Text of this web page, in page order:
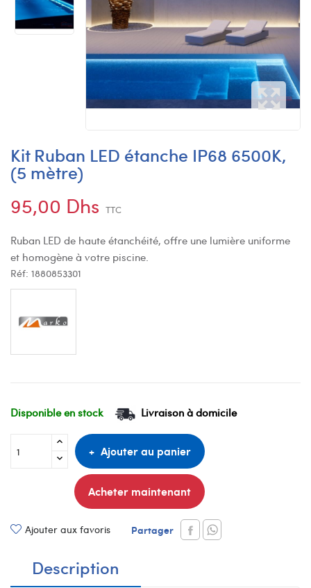
Kit Ruban LED étanche IP68 6500K,
(5 mètre)
95,00 Dhs TTC
Ruban LED de haute étanchéité, offre une lumière uniforme
et homogène à votre piscine.
Réf: 1880853301
Disponible en stock Livraison à domicile
Ajouter au panier
Acheter maintenant
Ajouter aux favoris Partager
Description